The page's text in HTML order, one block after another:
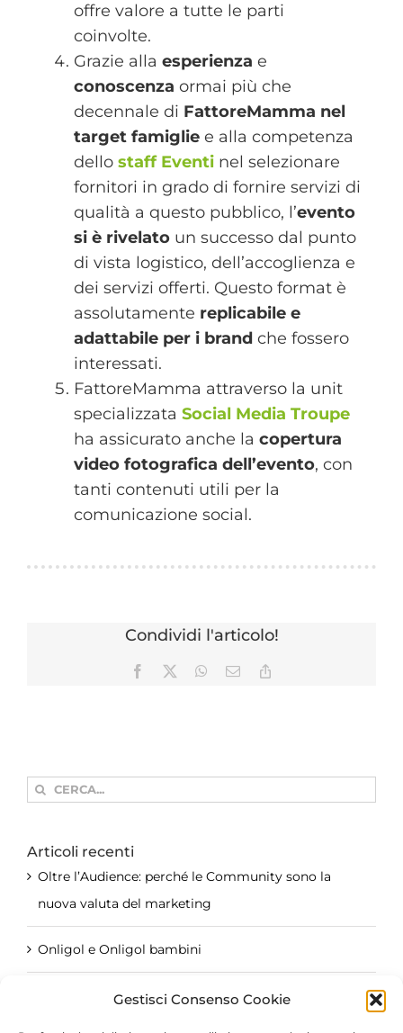
Gestisci Consenso Cookie
offre valore a tutte le parti
coinvolte.
Grazie alla esperienza e
conoscenza ormai più che
decennale di FattoreMamma nel
target famigliee alla competenza
dello staff Eventi nel selezionare
fornitori in grado di fornire servizi di
qualità a questo pubblico, l’evento
si è rivelatoun successo dal punto
di vista logistico, dell’accoglienza e
dei servizi offerti. Questo format è
assolutamente replicabile e
adattabile per i brand che fossero
interessati.
FattoreMamma attraverso la unit
specializzata Social Media Troupe
ha assicurato anche la copertura
video fotografica dell’evento, con
tanti contenuti utili per la
comunicazione social.
Condividi l'articolo!
Facebook WhatsApp
Email
Cerca
Articoli recenti
Oltre l’Audience: perché le Community sono la
nuova valuta del marketing
Onligol e Onligol bambini
Il Brand Creator: quando l’azienda parla il